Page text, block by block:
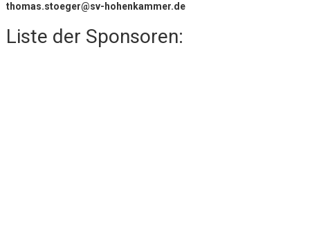
thomas.stoeger@sv-hohenkammer.de
Liste der Sponsoren: